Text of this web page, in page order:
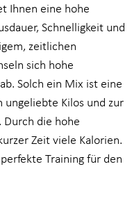
Ihnen eine hohe
Schnelligkeit und
zeitlichen
sich hohe
Solch ein Mix ist eine
Kilos und zur
Durch die hohe
Zeit viele Kalorien.
Training für den